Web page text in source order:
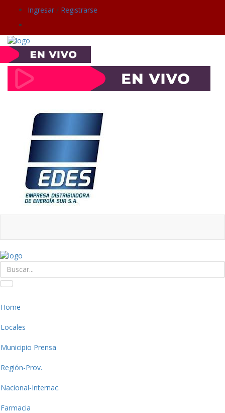
Ingresar / Registrarse
Home
Locales
Municipio Prensa
Región-Prov.
Nacional-Internac.
Farmacia